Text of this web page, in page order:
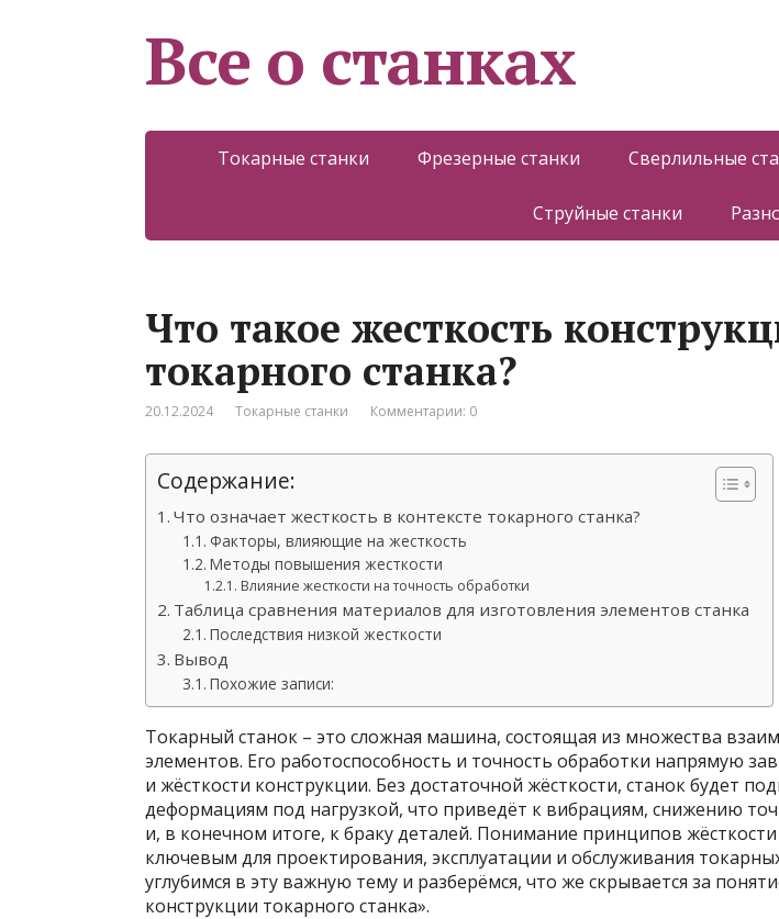
Все о станках
Токарные станки Фрезерные станки Сверлильные
Струйные станки
Что такое жесткость
токарного станка?
20.12.2024 Токарные станки Комментарии: 0
Содержание:
Что означает жесткость в контексте токарного станка?
Факторы, влияющие на жесткость
Методы повышения жесткости
Влияние жесткости на точность обработки
Таблица сравнения материалов для изготовления элементов станка
Последствия низкой жесткости
Вывод
Похожие записи:
Токарный станок – это сложная машина, состоящая из множества
элементов. Его работоспособность и точность обработки напрямую
и жёсткости конструкции. Без достаточной жёсткости, станок будет
деформациям под нагрузкой, что приведёт к вибрациям, снижению
и, в конечном итоге, к браку деталей. Понимание принципов жёсткости
ключевым для проектирования, эксплуатации и обслуживания
углубимся в эту важную тему и разберёмся, что же скрывается за
конструкции токарного станка».